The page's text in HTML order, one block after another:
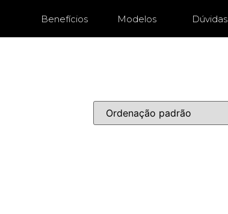
Benefícios Modelos Dúvidas